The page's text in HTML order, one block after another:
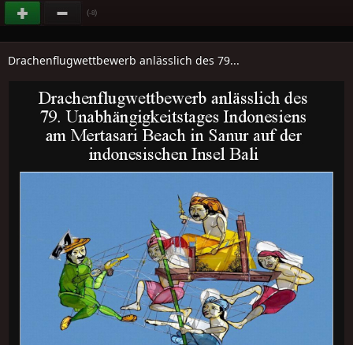
(-8)
Drachenflugwettbewerb anlässlich des 79...